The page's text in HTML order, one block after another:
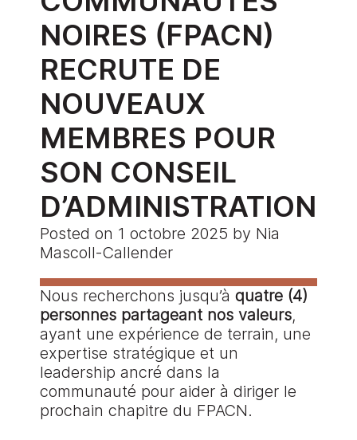
NOIRES (FPACN)
RECRUTE DE
NOUVEAUX
MEMBRES POUR
SON CONSEIL
D’ADMINISTRATION
Posted on 1 octobre 2025 by Nia
Mascoll-Callender
Nous recherchons jusqu’à quatre (4)
personnes partageant nos valeurs,
ayant une expérience de terrain, une
expertise stratégique et un
leadership ancré dans la
communauté pour aider à diriger le
prochain chapitre du FPACN.